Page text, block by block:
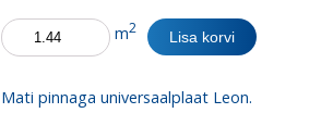
Universaalplaat
Leon
kogus
m2 Lisa korvi
Mati pinnaga universaalplaat Leon.